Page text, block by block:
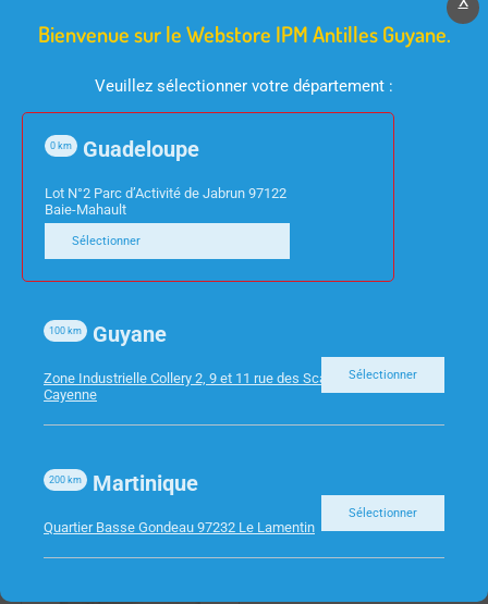
INFORMATIQUE
PC ACER MINI VERITON
EN2580 I3-1115G4 8GO
256SSD W11 PRO
INFORMATIQUE
TABLETTE RESERVE
LENOVO 9″ M9
ZAC30123SE
Bienvenue sur le Webstore IPM Antilles Guyane.
Veuillez sélectionner votre département :
Guadeloupe
0 km
Lot N°2 Parc d’Activité de Jabrun 97122
Baie-Mahault
Sélectionner
Guyane
100 km
Zone Industrielle Collery 2, 9 et 11 rue des Scarabees 97300
Cayenne
Sélectionner
Martinique
200 km
Quartier Basse Gondeau 97232 Le Lamentin
Sélectionner